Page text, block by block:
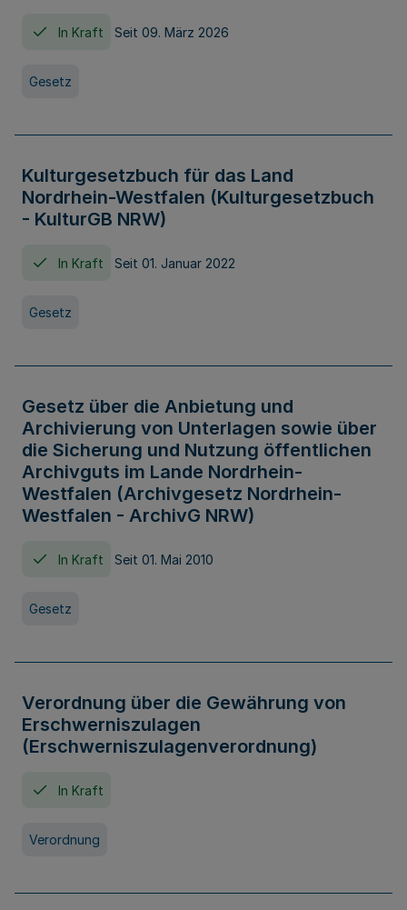
In Kraft Seit 09. März 2026
Gesetz
Kulturgesetzbuch für das Land
Nordrhein-Westfalen (Kulturgesetzbuch
- KulturGB NRW)
In Kraft Seit 01. Januar 2022
Gesetz
Gesetz über die Anbietung und
Archivierung von Unterlagen sowie über
die Sicherung und Nutzung öffentlichen
Archivguts im Lande Nordrhein-
Westfalen (Archivgesetz Nordrhein-
Westfalen - ArchivG NRW)
In Kraft Seit 01. Mai 2010
Gesetz
Verordnung über die Gewährung von
Erschwerniszulagen
(Erschwerniszulagenverordnung)
In Kraft
Verordnung